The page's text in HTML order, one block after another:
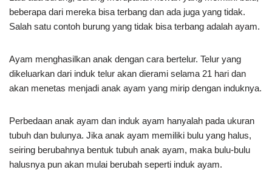
beberapa dari mereka bisa terbang dan ada juga yang tidak.
Salah satu contoh burung yang tidak bisa terbang adalah ayam.
Ayam menghasilkan anak dengan cara bertelur. Telur yang
dikeluarkan dari induk telur akan dierami selama 21 hari dan
akan menetas menjadi anak ayam yang mirip dengan induknya.
Perbedaan anak ayam dan induk ayam hanyalah pada ukuran
tubuh dan bulunya. Jika anak ayam memiliki bulu yang halus,
seiring berubahnya bentuk tubuh anak ayam, maka bulu-bulu
halusnya pun akan mulai berubah seperti induk ayam.